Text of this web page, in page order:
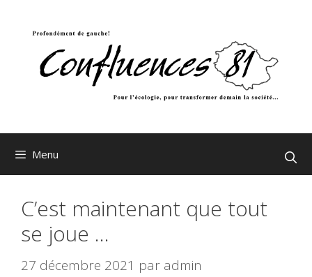
Menu
C’est maintenant que tout
se joue …
27 décembre 2021 par admin